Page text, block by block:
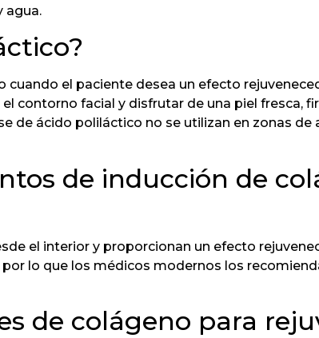
agua.
el paciente desea un efecto
contorno facial y disfrutar de una piel fresca,
de ácido poliláctico no se utilizan en zonas de
de inducción de
el interior y proporcionan un efecto
lo que los médicos modernos los
de colágeno para